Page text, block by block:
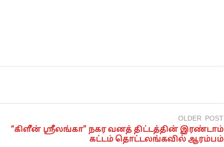
OLDER POST
“கிளீன் ஸ்ரீலங்கா” நகர வனத் திட்டத்தின் இரண்டாம்
கட்டம் தொட்டலங்கவில் ஆரம்பம்